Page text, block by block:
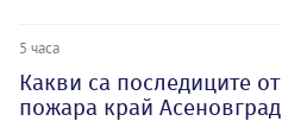
5 часа
Какви са последиците от
пожара край Асеновград